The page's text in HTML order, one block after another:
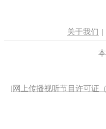
关于我们 |
[网上传播视听节目许可证（